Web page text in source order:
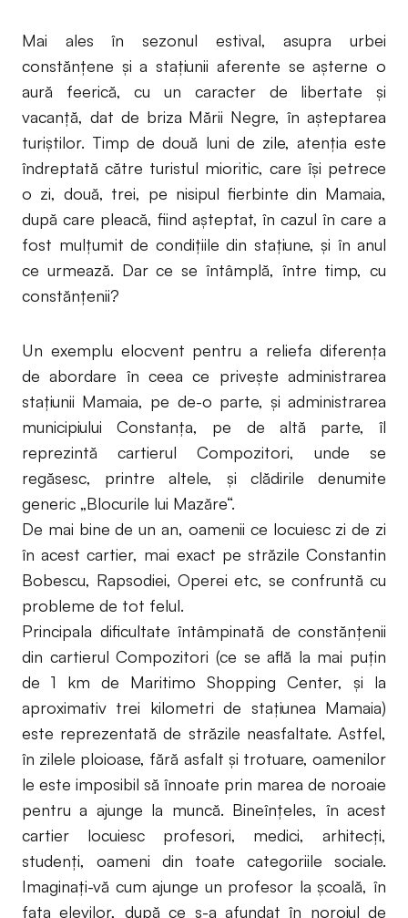
Mai ales în sezonul estival, asupra urbei
constănțene și a stațiunii aferente se așterne o
aură feerică, cu un caracter de libertate și
vacanță, dat de briza Mării Negre, în așteptarea
turiștilor. Timp de două luni de zile, atenția este
îndreptată către turistul mioritic, care își petrece
o zi, două, trei, pe nisipul fierbinte din Mamaia,
după care pleacă, fiind așteptat, în cazul în care a
fost mulțumit de condițiile din stațiune, și în anul
ce urmează. Dar ce se întâmplă, între timp, cu
constănțenii?
Un exemplu elocvent pentru a reliefa diferența
de abordare în ceea ce privește administrarea
stațiunii Mamaia, pe de-o parte, și administrarea
municipiului Constanța, pe de altă parte, îl
reprezintă cartierul Compozitori, unde se
regăsesc, printre altele, și clădirile denumite
generic „Blocurile lui Mazăre“.
De mai bine de un an, oamenii ce locuiesc zi de zi
în acest cartier, mai exact pe străzile Constantin
Bobescu, Rapsodiei, Operei etc, se confruntă cu
probleme de tot felul.
Principala dificultate întâmpinată de constănțenii
din cartierul Compozitori (ce se află la mai puțin
de 1 km de Maritimo Shopping Center, și la
aproximativ trei kilometri de stațiunea Mamaia)
este reprezentată de străzile neasfaltate. Astfel,
în zilele ploioase, fără asfalt și trotuare, oamenilor
le este imposibil să înnoate prin marea de noroaie
pentru a ajunge la muncă. Bineînțeles, în acest
cartier locuiesc profesori, medici, arhitecți,
studenți, oameni din toate categoriile sociale.
Imaginați-vă cum ajunge un profesor la școală, în
fața elevilor, după ce s-a afundat în noroiul de